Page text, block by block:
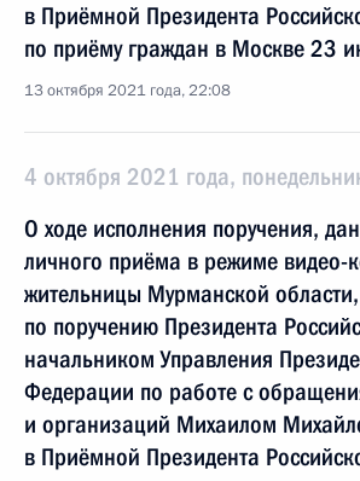
в Приёмной Президента
по приёму граждан в Москве 23
13 октября 2021 года, 22:08
4 октября 2021 года,
О ходе исполнения поручения,
личного приёма в режиме видео-
жительницы Мурманской
по поручению Президента
начальником Управления
Федерации по работе с
и организаций Михаилом
в Приёмной Президента